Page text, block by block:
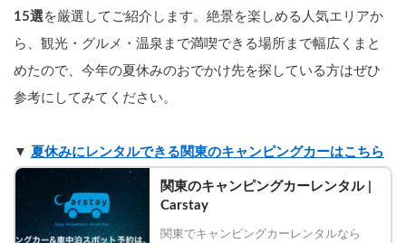
15選 を厳選してご紹介します。絶景を楽しめる人気エリアか
ら、観光・グルメ・温泉まで満喫できる場所まで幅広くまと
めたので、今年の夏休みのおでかけ先を探している方はぜひ
参考にしてみてください。
▼ 夏休みにレンタルできる関東のキャンピングカーはこちら
関東のキャンピングカーレンタル |
Carstay
関東でキャンピングカーレンタルなら